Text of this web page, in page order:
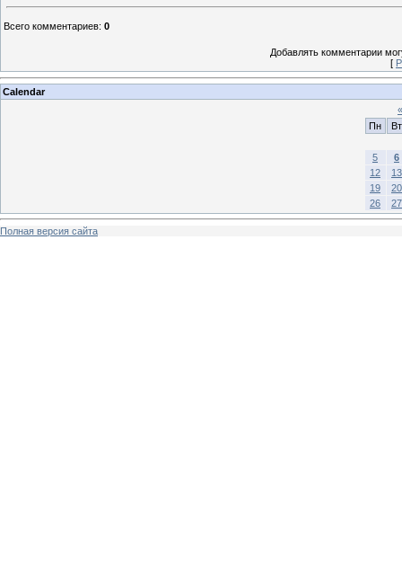
Всего комментариев: 0
Добавлять комментарии
[
Calendar
«
Пн
Вт
5
6
12
13
19
20
26
27
Полная версия сайта